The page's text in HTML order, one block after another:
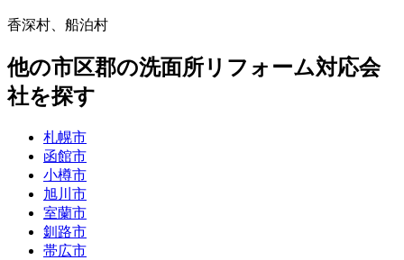
香深村 船泊村
他の市区郡の洗面所リフォーム対応会
社を探す
札幌市
函館市
小樽市
旭川市
室蘭市
釧路市
帯広市